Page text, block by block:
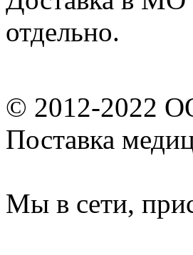
отдельно.
© 2012-2022
Поставка
Мы в сети,